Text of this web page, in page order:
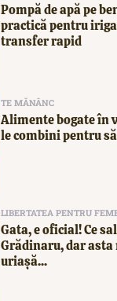
Pompă de apă pe
practică pentru
transfer rapid
TE MĂNÂNC
Alimente bogate în
le combini pentru
LIBERTATEA PENTRU
Gata, e oficial! Ce
Grădinaru, dar asta
uriașă...